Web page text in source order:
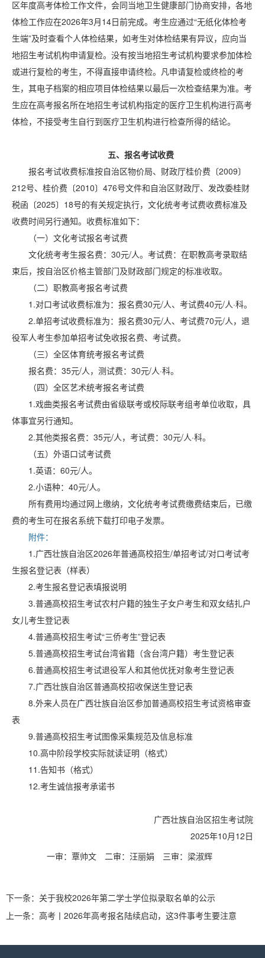
区年度高考体检工作文件，会同当地卫生健康部门协商安排，各地
体检工作应在2026年3月14日前完成。考生应通过“无纸化体检考
生端”及时查看个人体检结果，如考生对体检结果有异议，应向当
地招生考试机构申请复检。没有按当地招生考试机构要求参加体检
或进行复检的考生，不得直接申请终检。凡申请复检或终检的考
生，其电子档案的相应项目体检结果以最后一次检查结果为准。考
生应在高考报名所在地招生考试机构指定的医疗卫生机构进行高考
体检，不接受考生自行到医疗卫生机构进行检查所得的结论。
五、报名考试收费
报名考试收费标准按自治区物价局、财政厅桂价费〔2009〕
212号、桂价费〔2010〕476号文件和自治区财政厅、发改委桂财
税函〔2025〕18号的有关规定执行，文化统考考试费收费标准及
收费时间另行通知。收费标准如下：
（一）文化考试报名考试费
文化统考考生报名费：30元/人。考试费：在职教高考录取结
束后，按自治区价格主管部门及财政部门规定的标准收取。
（二）职教高考报名考试费
1.对口考试收费标准为：报名费30元/人、考试费40元/人·科。
2.单招考试收费标准为：报名费30元/人、考试费70元/人，退
役军人考生参加单招考试免收报名费、考试费。
（三）全区体育统考报名考试费
报名费：35元/人，测试费：30元/人·科。
（四）全区艺术统考报名考试费
1.戏曲类报名考试费由省级联考或校际联考组考单位收取，具
体事宜另行通知。
2.其他类报名费：35元/人，考试费：30元/人·科。
（五）外语口试考试费
1.英语：60元/人。
2.小语种：40元/人。
所有费用均通过网上缴纳，文化统考考试费缴费结束后，已缴
费的考生可在报名系统下载打印电子发票。
附件：
1.广西壮族自治区2026年普通高校招生/单招考试/对口考试考
生报名登记表（样表）
2.考生报名登记表填报说明
3.普通高校招生考试农村户籍的独生子女户考生和双女结扎户
女儿考生登记表
4.普通高校招生考试“三侨考生”登记表
5.普通高校招生考试台湾省籍（含台湾户籍）考生登记表
6.普通高校招生考试退役军人和其他优抚对象考生登记表
7.广西壮族自治区普通高校招收保送生登记表
8.外来人员在广西壮族自治区参加普通高校招生考试资格审查
表
9.普通高校招生考试图像采集规范及信息标准
10.高中阶段学校实际就读证明（格式）
11.告知书（格式）
12.考生诚信报考承诺书
广西壮族自治区招生考试院
2025年10月12日
一审：覃帅文
二审：汪丽娟 三审：梁淑辉
下一条： 关于我校2026年第二学士学位拟录取名单的公示
上一条： 高考丨2026年高考报名陆续启动，这3件事考生要注意